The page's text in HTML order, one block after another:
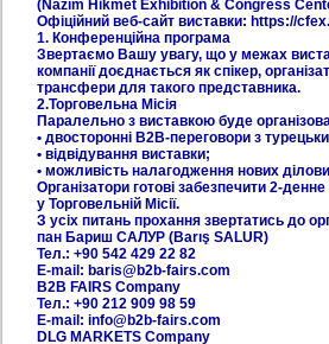
(Nazım Hikmet Exhibition & Congress
Офіційний веб-сайт виставки: https://
1. Конференційна програма
Звертаємо Вашу увагу, що у межах
компанії доєднається як спікер,
трансфери для такого представника.
2.Торговельна Місія
Паралельно з виставкою буде
• двосторонні B2B-переговори з
• відвідування виставки;
• можливість налагодження нових
Організатори готові забезпечити 2-
у Торговельній Місії.
З усіх питань прохання звертатись до
пан Бариш САЛУР (Barış SALUR)
Тел.: +90 542 429 22 82
E-mail: baris@b2b-fairs.com
B2B FAIRS Company
Тел.: +90 212 909 98 59
E-mail: info@b2b-fairs.com
DLG MARKETS Company